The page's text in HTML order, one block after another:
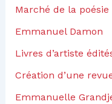
Marché de la poésie
Emmanuel Damon
Livres d’artiste
Création d’une
Emmanuelle